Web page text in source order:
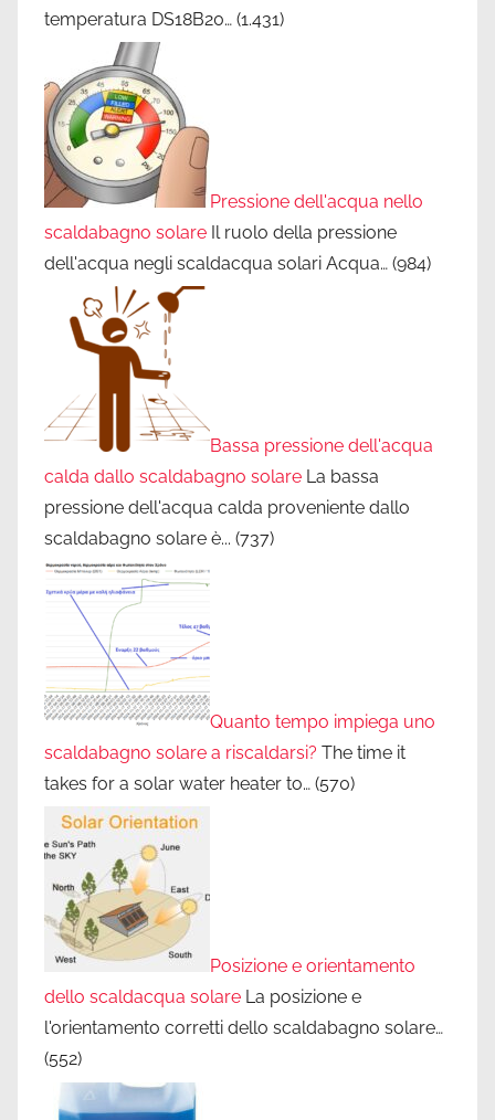
temperatura DS18B20… (1.431)
Pressione dell'acqua nello
scaldabagno solare Il ruolo della pressione
dell'acqua negli scaldacqua solari Acqua… (984)
Bassa pressione dell'acqua
calda dallo scaldabagno solare La bassa
pressione dell'acqua calda proveniente dallo
scaldabagno solare è... (737)
Quanto tempo impiega uno
scaldabagno solare a riscaldarsi? The time it
takes for a solar water heater to… (570)
Posizione e orientamento
dello scaldacqua solare La posizione e
l'orientamento corretti dello scaldabagno solare…
(552)